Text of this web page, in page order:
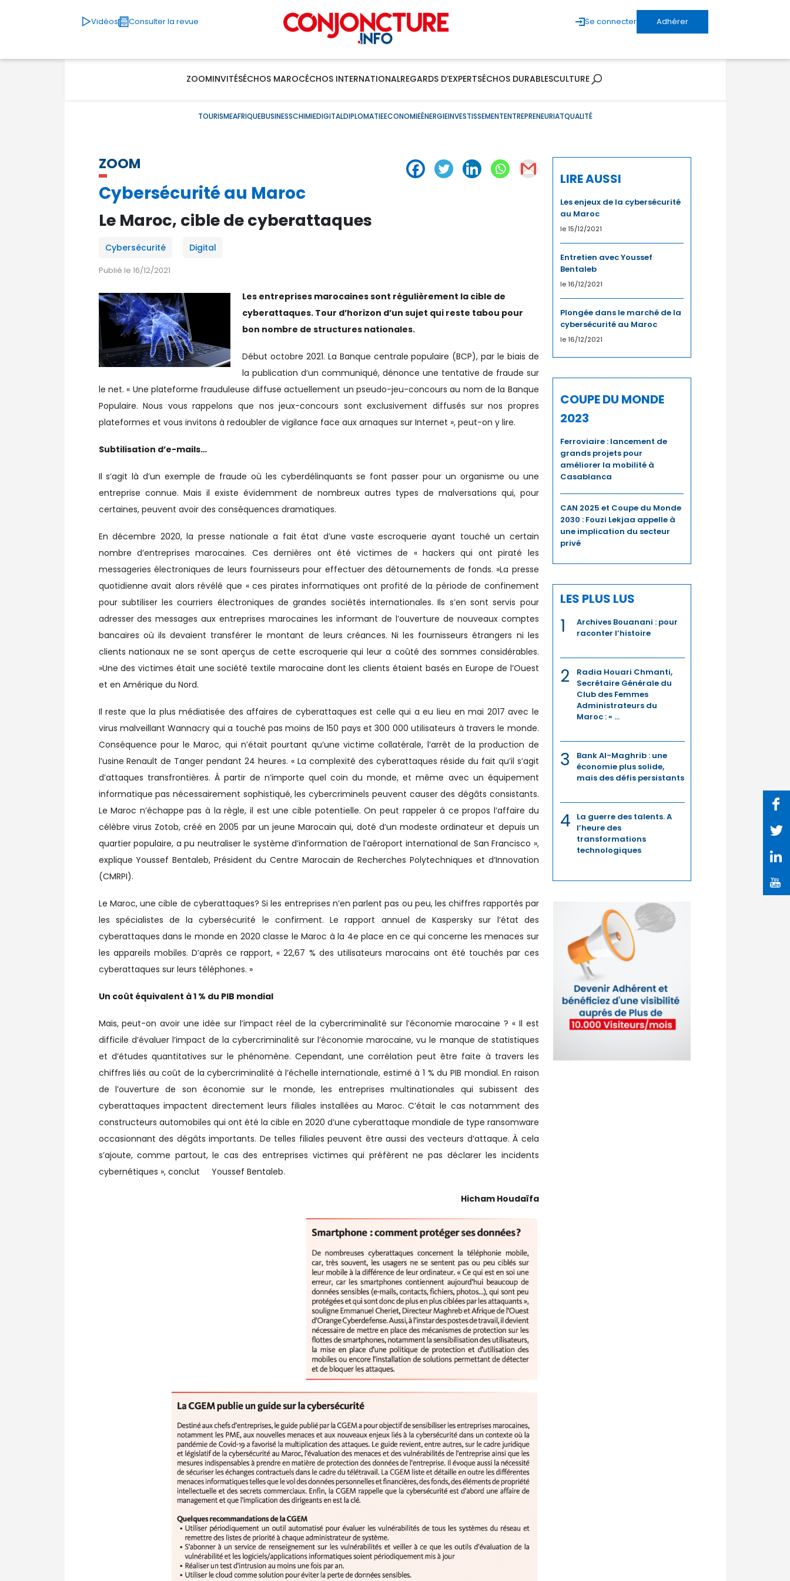
Vidéos Consulter la revue Se connecter Adhérer
ZOOMINVITÉSÉCHOS MAROCÉCHOS INTERNATIONALREGARDS D’EXPERTSÉCHOS DURABLESCULTURE
TOURISMEAFRIQUEBUSINESSCHIMIEDIGITALDIPLOMATIEECONOMIEÉNERGIEINVESTISSEMENTENTREPRENEURIATQUALITÉ
ZOOM
Cybersécurité au Maroc
Le Maroc, cible de cyberattaques
Cybersécurité Digital
Publié le 16/12/2021
Les entreprises marocaines sont régulièrement la cible de
cyberattaques. Tour d’horizon d’un sujet qui reste tabou pour
bon nombre de structures nationales.
Début octobre 2021. La Banque centrale populaire (BCP), par le biais de
la publication d’un communiqué, dénonce une tentative de fraude sur
le net. « Une plateforme frauduleuse diffuse actuellement un pseudo-jeu-concours au nom de la Banque
Populaire. Nous vous rappelons que nos jeux-concours sont exclusivement diffusés sur nos propres
plateformes et vous invitons à redoubler de vigilance face aux arnaques sur Internet », peut-on y lire.
Subtilisation d’e-mails…
Il s’agit là d’un exemple de fraude où les cyberdélinquants se font passer pour un organisme ou une
entreprise connue. Mais il existe évidemment de nombreux autres types de malversations qui, pour
certaines, peuvent avoir des conséquences dramatiques.
En décembre 2020, la presse nationale a fait état d’une vaste escroquerie ayant touché un certain
nombre d’entreprises marocaines. Ces dernières ont été victimes de « hackers qui ont piraté les
messageries électroniques de leurs fournisseurs pour effectuer des détournements de fonds. »La presse
quotidienne avait alors révélé que « ces pirates informatiques ont profité de la période de confinement
pour subtiliser les courriers électroniques de grandes sociétés internationales. Ils s’en sont servis pour
adresser des messages aux entreprises marocaines les informant de l’ouverture de nouveaux comptes
bancaires où ils devaient transférer le montant de leurs créances. Ni les fournisseurs étrangers ni les
clients nationaux ne se sont aperçus de cette escroquerie qui leur a coûté des sommes considérables.
»Une des victimes était une société textile marocaine dont les clients étaient basés en Europe de l’Ouest
et en Amérique du Nord.
Il reste que la plus médiatisée des affaires de cyberattaques est celle qui a eu lieu en mai 2017 avec le
virus malveillant Wannacry qui a touché pas moins de 150 pays et 300 000 utilisateurs à travers le monde.
Conséquence pour le Maroc, qui n’était pourtant qu’une victime collatérale, l’arrêt de la production de
l’usine Renault de Tanger pendant 24 heures. « La complexité des cyberattaques réside du fait qu’il s’agit
d’attaques transfrontières. À partir de n’importe quel coin du monde, et même avec un équipement
informatique pas nécessairement sophistiqué, les cybercriminels peuvent causer des dégâts consistants.
Le Maroc n’échappe pas à la règle, il est une cible potentielle. On peut rappeler à ce propos l’affaire du
célèbre virus Zotob, créé en 2005 par un jeune Marocain qui, doté d’un modeste ordinateur et depuis un
quartier populaire, a pu neutraliser le système d’information de l’aéroport international de San Francisco »,
explique Youssef Bentaleb, Président du Centre Marocain de Recherches Polytechniques et d’Innovation
(CMRPI).
Le Maroc, une cible de cyberattaques? Si les entreprises n’en parlent pas ou peu, les chiffres rapportés par
les spécialistes de la cybersécurité le confirment. Le rapport annuel de Kaspersky sur l’état des
cyberattaques dans le monde en 2020 classe le Maroc à la 4e place en ce qui concerne les menaces sur
les appareils mobiles. D’après ce rapport, « 22,67 % des utilisateurs marocains ont été touchés par ces
cyberattaques sur leurs téléphones. »
Un coût équivalent à 1 % du PIB mondial
Mais, peut-on avoir une idée sur l’impact réel de la cybercriminalité sur l’économie marocaine ? « Il est
difficile d’évaluer l’impact de la cybercriminalité sur l’économie marocaine, vu le manque de statistiques
et d’études quantitatives sur le phénomène. Cependant, une corrélation peut être faite à travers les
chiffres liés au coût de la cybercriminalité à l’échelle internationale, estimé à 1 % du PIB mondial. En raison
de l’ouverture de son économie sur le monde, les entreprises multinationales qui subissent des
cyberattaques impactent directement leurs filiales installées au Maroc. C’était le cas notamment des
constructeurs automobiles qui ont été la cible en 2020 d’une cyberattaque mondiale de type ransomware
occasionnant des dégâts importants. De telles filiales peuvent être aussi des vecteurs d’attaque. À cela
s’ajoute, comme partout, le cas des entreprises victimes qui préfèrent ne pas déclarer les incidents
cybernétiques », conclut Youssef Bentaleb.
Hicham Houdaïfa
LIRE AUSSI
Les enjeux de la cybersécurité
au Maroc
le 15/12/2021
Entretien avec Youssef
Bentaleb
le 16/12/2021
Plongée dans le marché de la
cybersécurité au Maroc
le 16/12/2021
COUPE DU MONDE
2023
Ferroviaire : lancement de
grands projets pour
améliorer la mobilité à
Casablanca
CAN 2025 et Coupe du Monde
2030 : Fouzi Lekjaa appelle à
une implication du secteur
privé
LES PLUS LUS
1
Archives Bouanani : pour
raconter l’histoire
2
Radia Houari Chmanti,
Secrétaire Générale du
Club des Femmes
Administrateurs du
Maroc : « ...
3
Bank Al-Maghrib : une
économie plus solide,
mais des défis persistants
4
La guerre des talents. A
l’heure des
transformations
technologiques